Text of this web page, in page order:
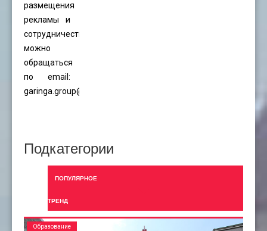
размещения
рекламы и
сотрудничества
можно
обращаться
по email:
garinga.group@gmail.com
Подкатегории
ПОПУЛЯРНОЕ
ТРЕНД
Образование